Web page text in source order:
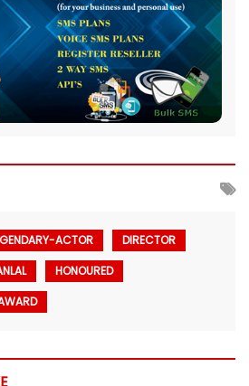
ACTOR
DIRECTOR
HONOURED